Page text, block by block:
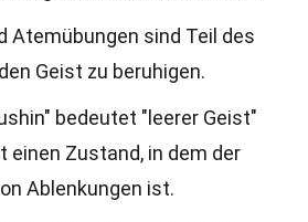
Atemübungen sind Teil des
Geist zu beruhigen.
bedeutet "leerer Geist"
einen Zustand, in dem der
Ablenkungen ist.